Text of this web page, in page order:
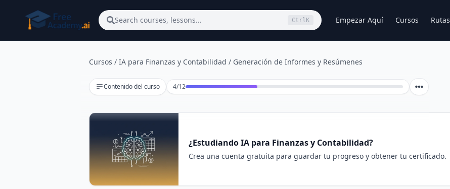
Search courses, lessons... Ctrl K Empezar Aquí Cursos Rutas
Cursos / IA para Finanzas y Contabilidad / Generación de Informes y Resúmenes
Contenido del curso 4/12Lección 4 de 12
¿Estudiando IA para Finanzas y Contabilidad?
Crea una cuenta gratuita para guardar tu progreso y obtener tu certificado.